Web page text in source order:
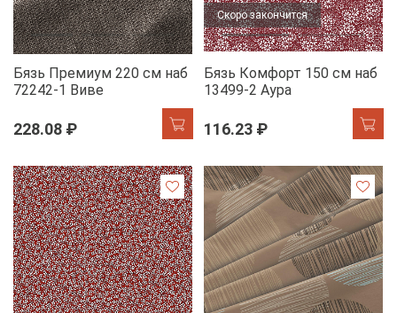
Бязь Премиум 220 см наб
72242-1 Виве
228.08 ₽
Скоро закончится
Бязь Комфорт 150 см наб
13499-2 Аура
116.23 ₽